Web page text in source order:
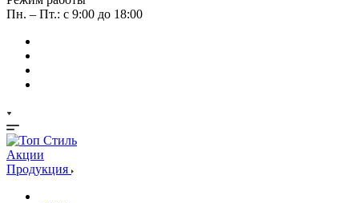
Пн. – Пт.: с 9:00 до 18:00
Акции
Продукция